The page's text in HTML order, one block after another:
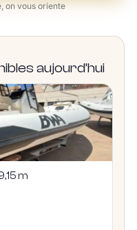
on vous oriente
aujourd’hui
m